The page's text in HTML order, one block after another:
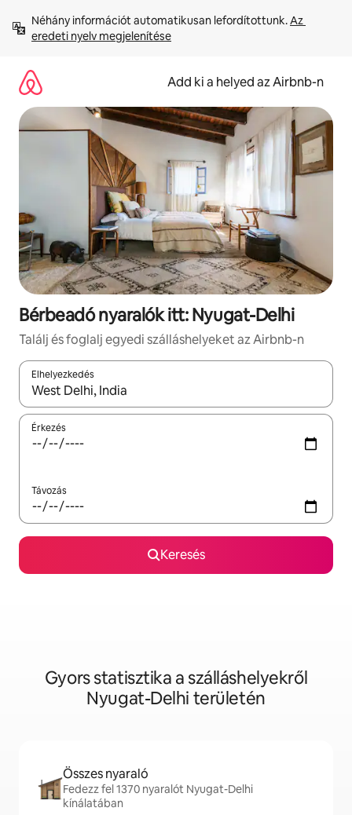
tartalomra
Néhány információt automatikusan lefordítottunk. Az
eredeti nyelv megjelenítése
Add ki a helyed az Airbnb-n
Bérbeadó nyaralók itt: Nyugat-Delhi
Találj és foglalj egyedi szálláshelyeket az Airbnb-n
Elhelyezkedés
Az eredmények között a felfelé és a lefelé nyíllal
Érkezés
Távozás
Keresés
Gyors statisztika a szálláshelyekről
Nyugat-Delhi területén
Összes nyaraló
Fedezz fel 1370 nyaralót Nyugat-Delhi
kínálatában